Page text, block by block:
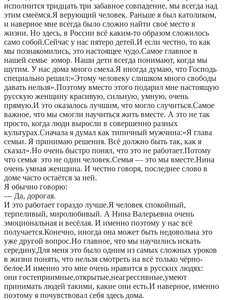
исполнится тридцать три забавное совпадение, мы всегда над
этим смеёмся.Я верующий человек. Раньше я был католиком,
и наверное мне всегда было сложно найти своё место в
жизни. Но здесь, в России всё каким-то образом сложилось
само собой.Сейчас у нас пятеро детей.И если честно, то как
мы познакомились, это настоящее чудо.Самое главное в
нашей семье юмор. Наши дети всегда понимают, когда мы
шутим. У нас дома много смеха.Я иногда думаю, что Господь
специально решил:«Этому человеку слишком много свободы
давать нельзя».Поэтому вместо этого подарил мне настоящую
русскую женщину красивую, сильную, умную, очень
прямую.И это оказалось лучшим, что могло случиться.Самое
важное, что мы смогли научиться жить вместе. А это не так
просто, когда люди выросли в совершенно разных
культурах.Сначала я думал как типичный мужчина:«Я глава
семьи. Я принимаю решения. Всё должно быть так, как я
сказал».Но очень быстро понял, что это не работает.Потому
что семья это не один человек.Семья — это мы вместе.Нина
очень умная женщина. И честно говоря, последнее слово в
доме часто остаётся за ней.
Я обычно говорю:
— Да, дорогая.
И это работает гораздо лучше.Я человек спокойный,
терпеливый, миролюбивый. А Нина Валерьевна очень
эмоциональная и весёлая. И именно поэтому у нас всё
получается.Конечно, иногда она может быть недовольна это
уже другой вопрос.Но главное, что мы научились искать
середину.Для меня это было одним из самых сложных уроков
в жизни понять, что нельзя смотреть на всё только чёрно-
белое.И именно это мне очень нравится в русских людях:
они гостеприимные,открытые,неагрессивные,умеют
принимать людей такими, какие они есть.И наверное, именно
поэтому я почувствовал себя здесь дома.